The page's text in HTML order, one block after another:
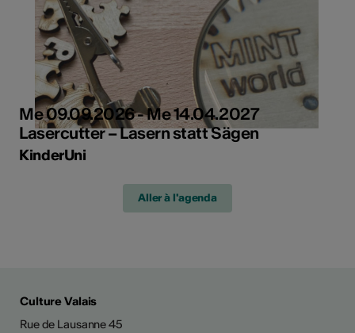
Me 09.09.2026 - Me 14.04.2027
Lasercutter – Lasern statt Sägen
KinderUni
Aller à l'agenda
Culture Valais
Rue de Lausanne 45